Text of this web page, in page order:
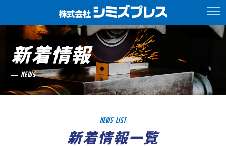
新着情報
NEWS
NEWS LIST
新着情報一覧